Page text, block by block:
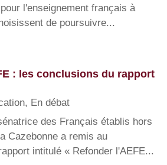
l'enseignement français à
de poursuivre...
: les conclusions du rapport
, En débat
des Français établis hors
Cazebonne a remis au
intitulé « Refonder l'AEFE...